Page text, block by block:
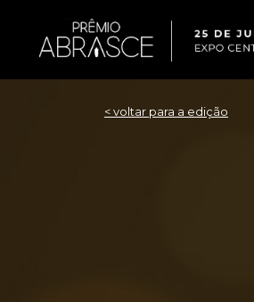
< voltar para a edição